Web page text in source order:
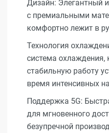
Дизайн: Элегантный
с премиальными
комфортно лежит в
Технология
система охлаждения,
стабильную работу
время интенсивных
Поддержка 5G:
для мгновенного
безупречной